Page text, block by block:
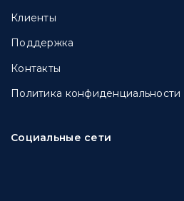
Клиенты
Поддержка
Контакты
Политика конфиденциальности
Социальные сети